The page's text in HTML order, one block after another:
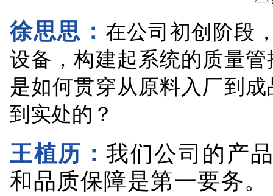
徐思思： 在公司初创阶段
设备，构建起系统的质量
是如何贯穿从原料入厂到
到实处的？
王植历：我们公司的产
和品质保障是第一要务。